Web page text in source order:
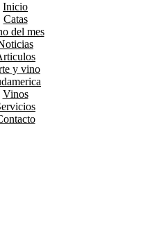
Inicio
Catas
del mes
y vino
Vinos